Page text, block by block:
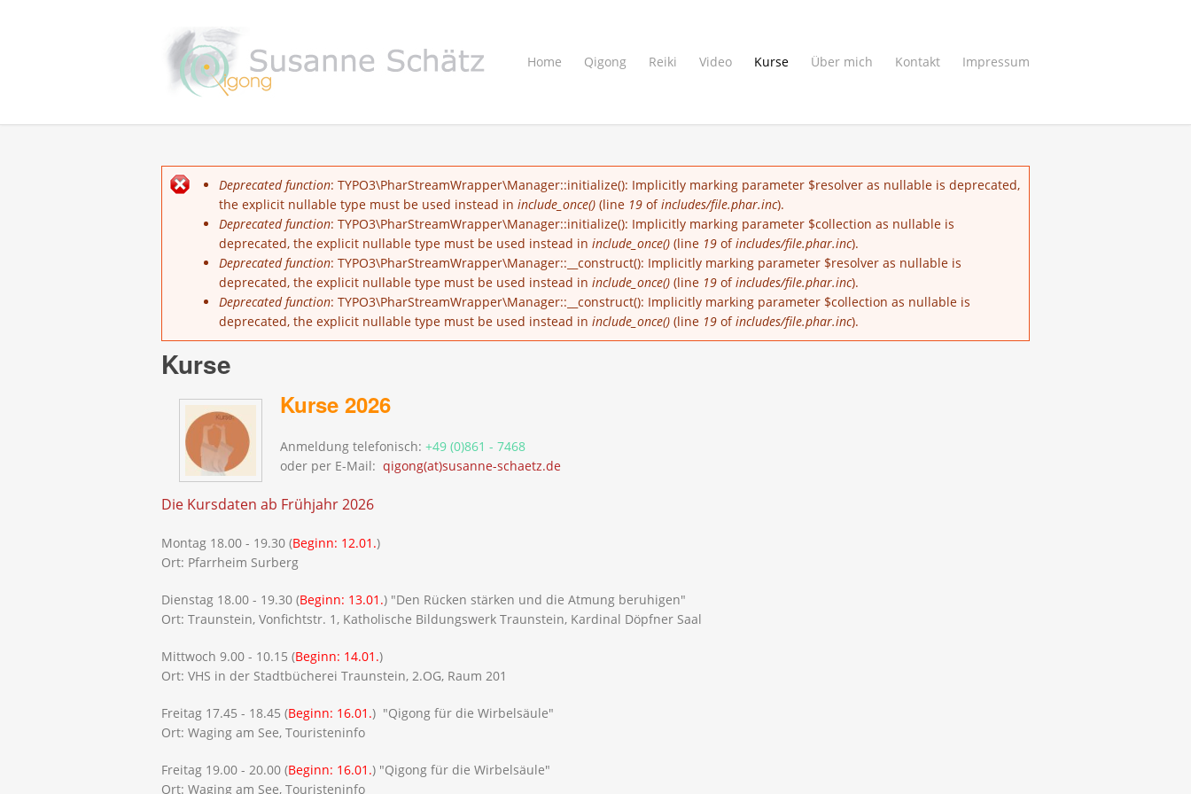
Home Qigong Reiki Video Kurse Über mich Kontakt Impressum
Fehlermeldung
Deprecated function: TYPO3\PharStreamWrapper\Manager::initialize(): Implicitly marking parameter $resolver as nullable is deprecated,
the explicit nullable type must be used instead in include_once() (line 19 ofincludes/file.phar.inc).
Deprecated function: TYPO3\PharStreamWrapper\Manager::initialize(): Implicitly marking parameter $collection as nullable is
deprecated, the explicit nullable type must be used instead in include_once() (line 19 ofincludes/file.phar.inc).
Deprecated function: TYPO3\PharStreamWrapper\Manager::__construct(): Implicitly marking parameter $resolver as nullable is
deprecated, the explicit nullable type must be used instead in include_once() (line 19 ofincludes/file.phar.inc).
Deprecated function: TYPO3\PharStreamWrapper\Manager::__construct(): Implicitly marking parameter $collection as nullable is
deprecated, the explicit nullable type must be used instead in include_once() (line 19 ofincludes/file.phar.inc).
Kurse
Kurse 2026
Anmeldung telefonisch: +49 (0)861 - 7468
oder per E-Mail: qigong(at)susanne-schaetz.de
Die Kursdaten ab Frühjahr 2026
Montag 18.00 - 19.30 (Beginn: 12.01.)
Ort: Pfarrheim Surberg
Dienstag 18.00 - 19.30 (Beginn: 13.01.) "Den Rücken stärken und die Atmung beruhigen"
Ort: Traunstein, Vonfichtstr. 1, Katholische Bildungswerk Traunstein, Kardinal Döpfner Saal
Mittwoch 9.00 - 10.15 (Beginn: 14.01.)
Ort: VHS in der Stadtbücherei Traunstein, 2.OG, Raum 201
Freitag 17.45 - 18.45 (Beginn: 16.01.) "Qigong für die Wirbelsäule"
Ort: Waging am See, Touristeninfo
Freitag 19.00 - 20.00 (Beginn: 16.01.) "Qigong für die Wirbelsäule"
Ort: Waging am See, Touristeninfo